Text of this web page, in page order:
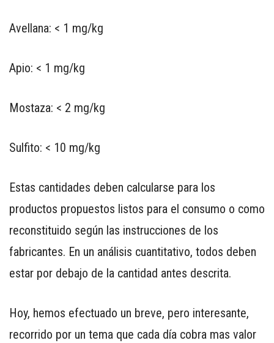
Avellana: < 1 mg/kg
Apio: < 1 mg/kg
Mostaza: < 2 mg/kg
Sulfito: < 10 mg/kg
Estas cantidades deben calcularse para los
productos propuestos listos para el consumo o como
reconstituido según las instrucciones de los
fabricantes. En un análisis cuantitativo, todos deben
estar por debajo de la cantidad antes descrita.
Hoy, hemos efectuado un breve, pero interesante,
recorrido por un tema que cada día cobra mas valor